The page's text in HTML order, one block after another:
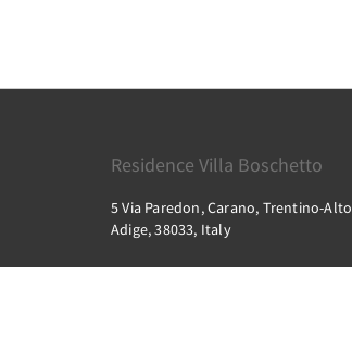
Residence Villa Boschetto
5 Via Paredon, Carano, Trentino-Alto
Adige, 38033, Italy